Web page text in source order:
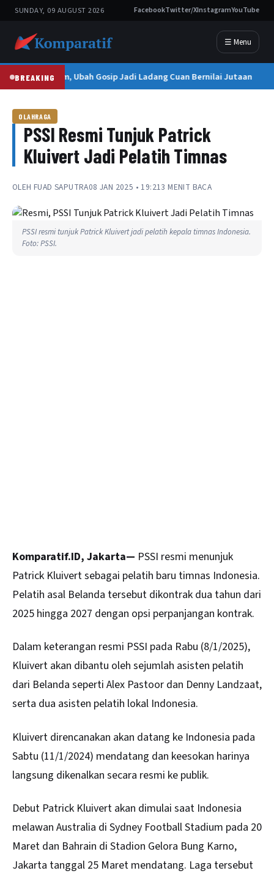
SUNDAY, 09 AUGUST 2026 FacebookTwitter/XInstagramYouTube
☰ Menu
BREAKING
Doña Myriam, Ubah Gosip Jadi Ladang Cuan Bernilai Jutaan
OLAHRAGA
PSSI Resmi Tunjuk Patrick
Kluivert Jadi Pelatih Timnas
OLEH FUAD SAPUTRA08 JAN 2025 • 19:213 MENIT BACA
PSSI resmi tunjuk Patrick Kluivert jadi pelatih kepala timnas Indonesia.
Foto: PSSI.
Komparatif.ID, Jakarta— PSSI resmi menunjuk
Patrick Kluivert sebagai pelatih baru timnas Indonesia.
Pelatih asal Belanda tersebut dikontrak dua tahun dari
2025 hingga 2027 dengan opsi perpanjangan kontrak.
Dalam keterangan resmi PSSI pada Rabu (8/1/2025),
Kluivert akan dibantu oleh sejumlah asisten pelatih
dari Belanda seperti Alex Pastoor dan Denny Landzaat,
serta dua asisten pelatih lokal Indonesia.
Kluivert direncanakan akan datang ke Indonesia pada
Sabtu (11/1/2024) mendatang dan keesokan harinya
langsung dikenalkan secara resmi ke publik.
Debut Patrick Kluivert akan dimulai saat Indonesia
melawan Australia di Sydney Football Stadium pada 20
Maret dan Bahrain di Stadion Gelora Bung Karno,
Jakarta tanggal 25 Maret mendatang. Laga tersebut